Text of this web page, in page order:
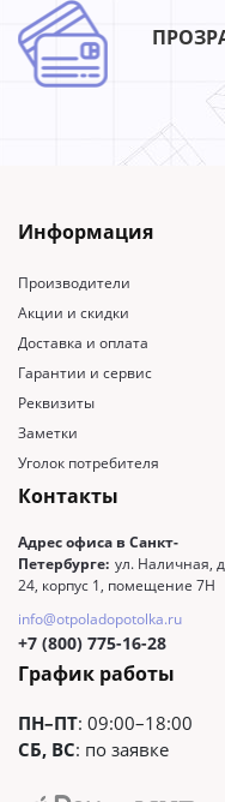
Информация
Производители
Акции и скидки
Доставка и оплата
Гарантии и сервис
Реквизиты
Заметки
Уголок потребителя
Контакты
Адрес офиса в Санкт-
Петербурге: ул. Наличная,
24, корпус 1, помещение 7Н
info@otpoladopotolka.ru
+7 (800) 775-16-28
График работы
ПН–ПТ: 09:00–18:00
СБ, ВС: по заявке